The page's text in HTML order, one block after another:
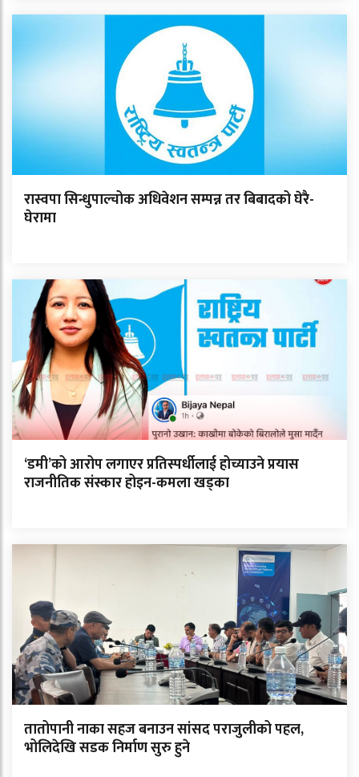
रास्वपा सिन्धुपाल्चोक अधिवेशन सम्पन्न तर बिबादको घेरै-
घेरामा
‘डमी’को आरोप लगाएर प्रतिस्पर्धीलाई होच्याउने प्रयास
राजनीतिक संस्कार होइन-कमला खड्का
तातोपानी नाका सहज बनाउन सांसद पराजुलीको पहल,
भोलिदेखि सडक निर्माण सुरु हुने